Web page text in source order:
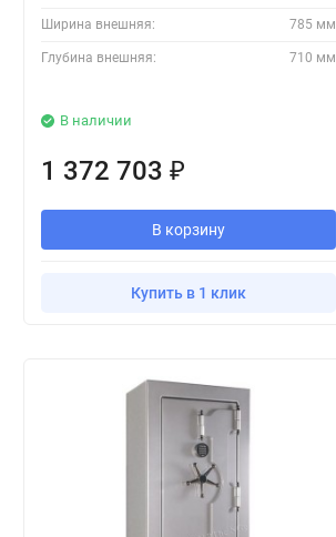
Ширина внешняя: 785 мм
Глубина внешняя: 710 мм
В наличии
1 372 703 ₽
В корзину
Купить в 1 клик